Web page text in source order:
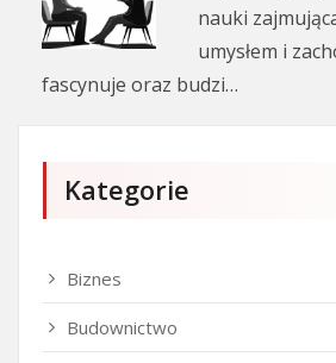
nauki
umysłem i
fascynuje oraz budzi…
Kategorie
Biznes
Budownictwo